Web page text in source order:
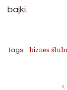
bajki.
Tags: biznes